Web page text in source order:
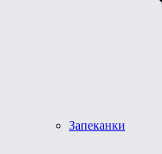
Запеканки